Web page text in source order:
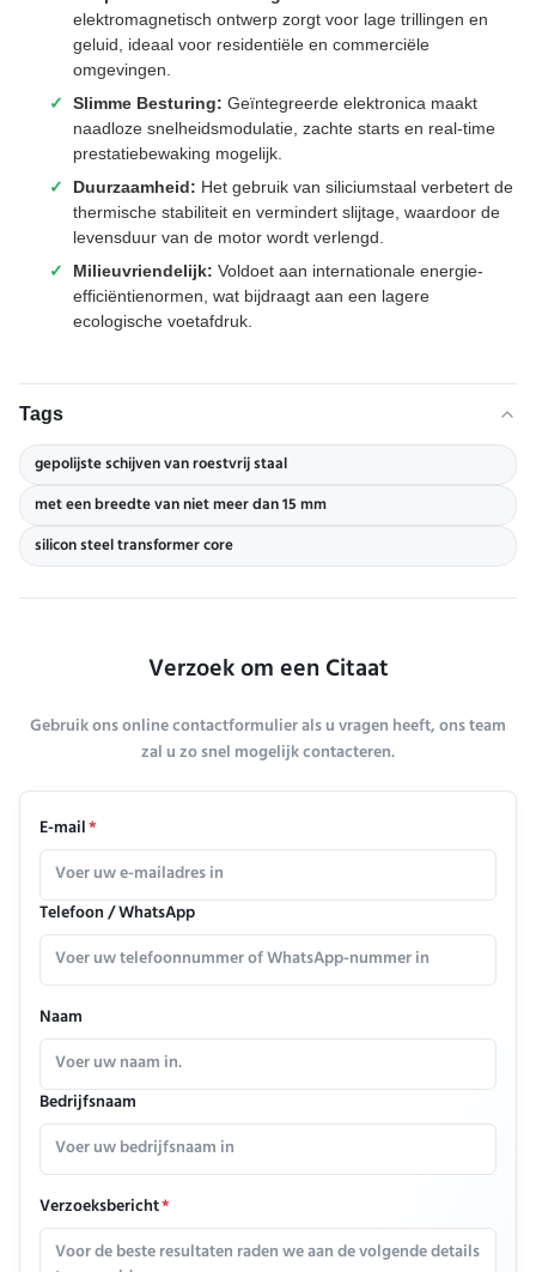
elektromagnetisch ontwerp zorgt voor lage trillingen en
geluid, ideaal voor residentiële en commerciële
omgevingen.
Slimme Besturing: Geïntegreerde elektronica maakt
naadloze snelheidsmodulatie, zachte starts en real-time
prestatiebewaking mogelijk.
Duurzaamheid: Het gebruik van siliciumstaal verbetert de
thermische stabiliteit en vermindert slijtage, waardoor de
levensduur van de motor wordt verlengd.
Milieuvriendelijk: Voldoet aan internationale energie-
efficiëntienormen, wat bijdraagt aan een lagere
ecologische voetafdruk.
Tags
gepolijste schijven van roestvrij staal
met een breedte van niet meer dan 15 mm
silicon steel transformer core
Verzoek om een Citaat
Gebruik ons online contactformulier als u vragen heeft, ons team
zal u zo snel mogelijk contacteren.
E-mail*
Telefoon / WhatsApp
Naam
Bedrijfsnaam
Verzoeksbericht*